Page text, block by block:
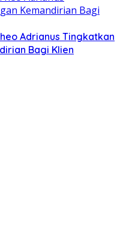
Adrianus Tingkatkan
Bagi Klien